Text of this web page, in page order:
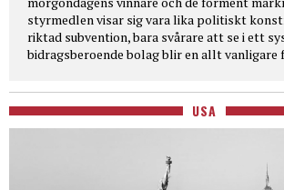
styrmedlen visar sig vara lika politiskt
riktad subvention, bara svårare att se i ett
bidragsberoende bolag blir en allt vanligare
USA